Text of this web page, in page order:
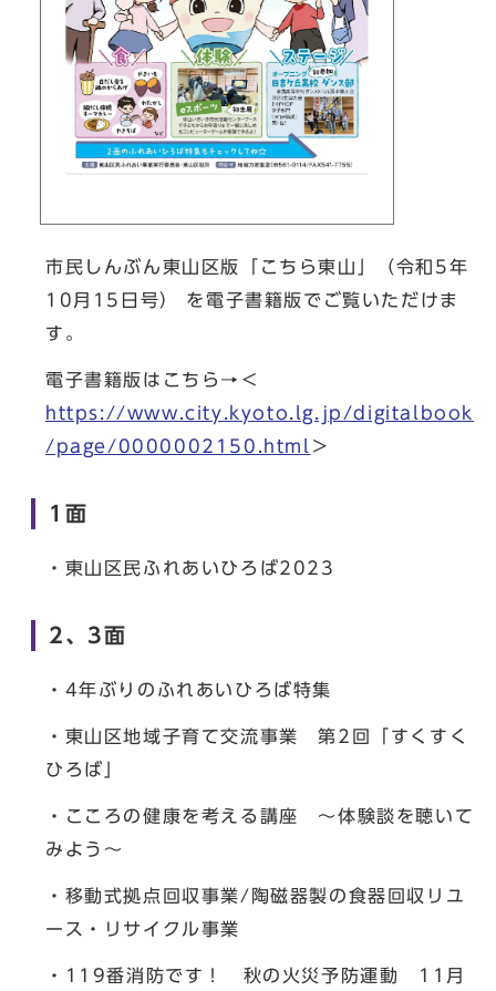
市民しんぶん東山区版「こちら東山」（令和5年
10月15日号） を電子書籍版でご覧いただけま
す。
電子書籍版はこちら→＜
https://www.city.kyoto.lg.jp/digitalbook
/page/0000002150.html
＞
1面
・東山区民ふれあいひろば2023
2、3面
・4年ぶりのふれあいひろば特集
・東山区地域子育て交流事業 第2回「すくすく
ひろば」
・こころの健康を考える講座 ～体験談を聴いて
みよう～
・移動式拠点回収事業/陶磁器製の食器回収リユ
ース・リサイクル事業
・119番消防です！ 秋の火災予防運動 11月